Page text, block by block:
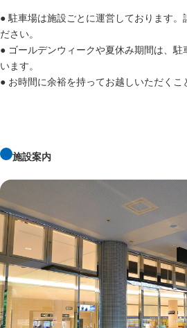
● 駐車場は施設ごとに運営しております。
ださい。
● ゴールデンウィークや夏休み期間は、
います。
● お時間に余裕を持ってお越しいただくこ
施設案内